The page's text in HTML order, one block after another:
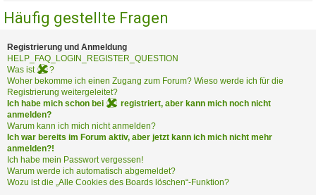
g
s
t
r
i
e
r
e
n
P
Häufig gestellte Fragen
Registrierung und Anmeldung
HELP_FAQ_LOGIN_REGISTER_QUESTION
Was ist
?
Woher bekomme ich einen Zugang zum Forum? Wieso werde ich für die
Registrierung weitergeleitet?
Ich habe mich schon bei
registriert, aber kann mich noch nicht
anmelden?
Warum kann ich mich nicht anmelden?
Ich war bereits im Forum aktiv, aber jetzt kann ich mich nicht mehr
anmelden?!
Ich habe mein Passwort vergessen!
Warum werde ich automatisch abgemeldet?
Wozu ist die „Alle Cookies des Boards löschen“-Funktion?